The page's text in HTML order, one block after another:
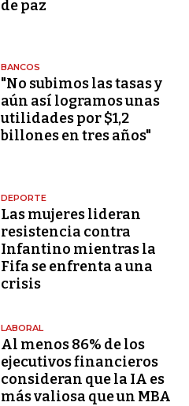
de paz
BANCOS
"No subimos las tasas y
aún así logramos unas
utilidades por $1,2
billones en tres años"
DEPORTE
Las mujeres lideran
resistencia contra
Infantino mientras la
Fifa se enfrenta a una
crisis
LABORAL
Al menos 86% de los
ejecutivos financieros
consideran que la IA es
más valiosa que un MBA